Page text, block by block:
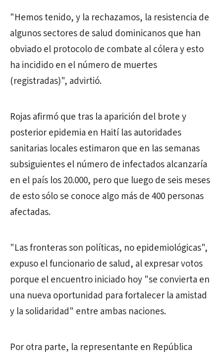
"Hemos tenido, y la rechazamos, la resistencia de
algunos sectores de salud dominicanos que han
obviado el protocolo de combate al cólera y esto
ha incidido en el número de muertes
(registradas)", advirtió.
Rojas afirmó que tras la aparición del brote y
posterior epidemia en Haití las autoridades
sanitarias locales estimaron que en las semanas
subsiguientes el número de infectados alcanzaría
en el país los 20.000, pero que luego de seis meses
de esto sólo se conoce algo más de 400 personas
afectadas.
"Las fronteras son políticas, no epidemiológicas",
expuso el funcionario de salud, al expresar votos
porque el encuentro iniciado hoy "se convierta en
una nueva oportunidad para fortalecer la amistad
y la solidaridad" entre ambas naciones.
Por otra parte, la representante en República